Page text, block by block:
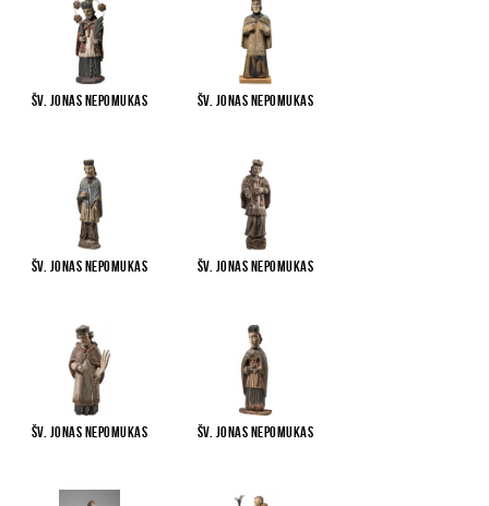
Šv. Jonas Nepomukas Šv. Jonas Nepomukas
Šv. Jonas Nepomukas Šv. Jonas Nepomukas
Šv. Jonas Nepomukas Šv. Jonas Nepomukas